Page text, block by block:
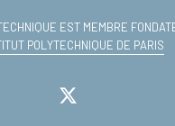
EST MEMBRE
POLYTECHNIQUE DE PARIS